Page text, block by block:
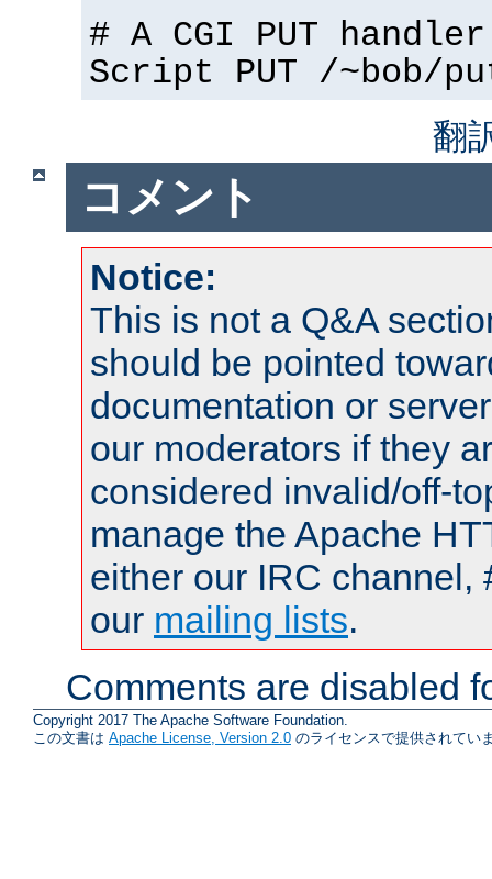
# A CGI PUT handler
Script PUT /~bob/
翻
コメント
Notice:
This is not a Q&A
should be pointed
documentation or
our moderators if they
considered invalid/off-
manage the Apache
either our IRC channel,
our mailing lists.
Comments are disabled
Copyright 2017 The Apache Software Foundation.
この文書は Apache License, Version 2.0 のライセンスで提供されてい